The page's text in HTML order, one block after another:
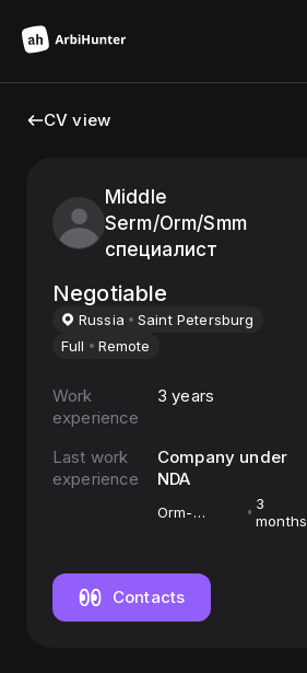
CV view
Middle
Serm/Orm/Smm
специалист
Negotiable
Russia
Saint Petersburg
Full
Remote
Work
experience
3 years
Last work
experience
Company under
NDA
Orm-
3
months
Contacts